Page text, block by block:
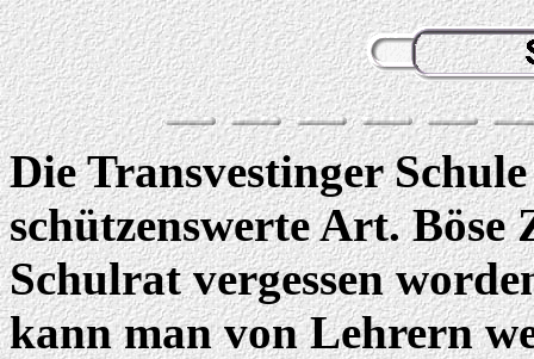
Die Transvestinger
schützenswerte Art. Böse
Schulrat vergessen
kann man von Lehrern